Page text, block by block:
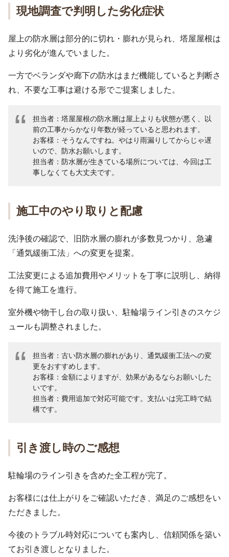
現地調査で判明した劣化症状
屋上の防水層は部分的に切れ・膨れが見られ、塔屋屋根は
より劣化が進んでいました。
一方でベランダや廊下の防水はまだ機能していると判断さ
れ、不要な工事は避ける形でご提案しました。
担当者：塔屋屋根の防水層は屋上よりも状態が悪く、以
前の工事からかなり年数が経っていると思われます。
お客様：そうなんですね。やはり雨漏りしてからじゃ遅
いので、防水お願いします。
担当者：防水層が生きている場所については、今回は工
事しなくても大丈夫です。
施工中のやり取りと配慮
洗浄後の確認で、旧防水層の膨れが多数見つかり、急遽
「通気緩衝工法」への変更を提案。
工法変更による追加費用やメリットを丁寧に説明し、納得
を得て施工を進行。
室外機や物干し台の取り扱い、駐輪場ライン引きのスケジ
ュールも調整されました。
担当者：古い防水層の膨れがあり、通気緩衝工法への変
更をおすすめします。
お客様：金額によりますが、効果があるならお願いした
いです。
担当者：費用追加で対応可能です。支払いは完工時で結
構です。
引き渡し時のご感想
駐輪場のライン引きを含めた全工程が完了。
お客様には仕上がりをご確認いただき、満足のご感想をい
ただきました。
今後のトラブル時対応についても案内し、信頼関係を築い
てお引き渡しとなりました。